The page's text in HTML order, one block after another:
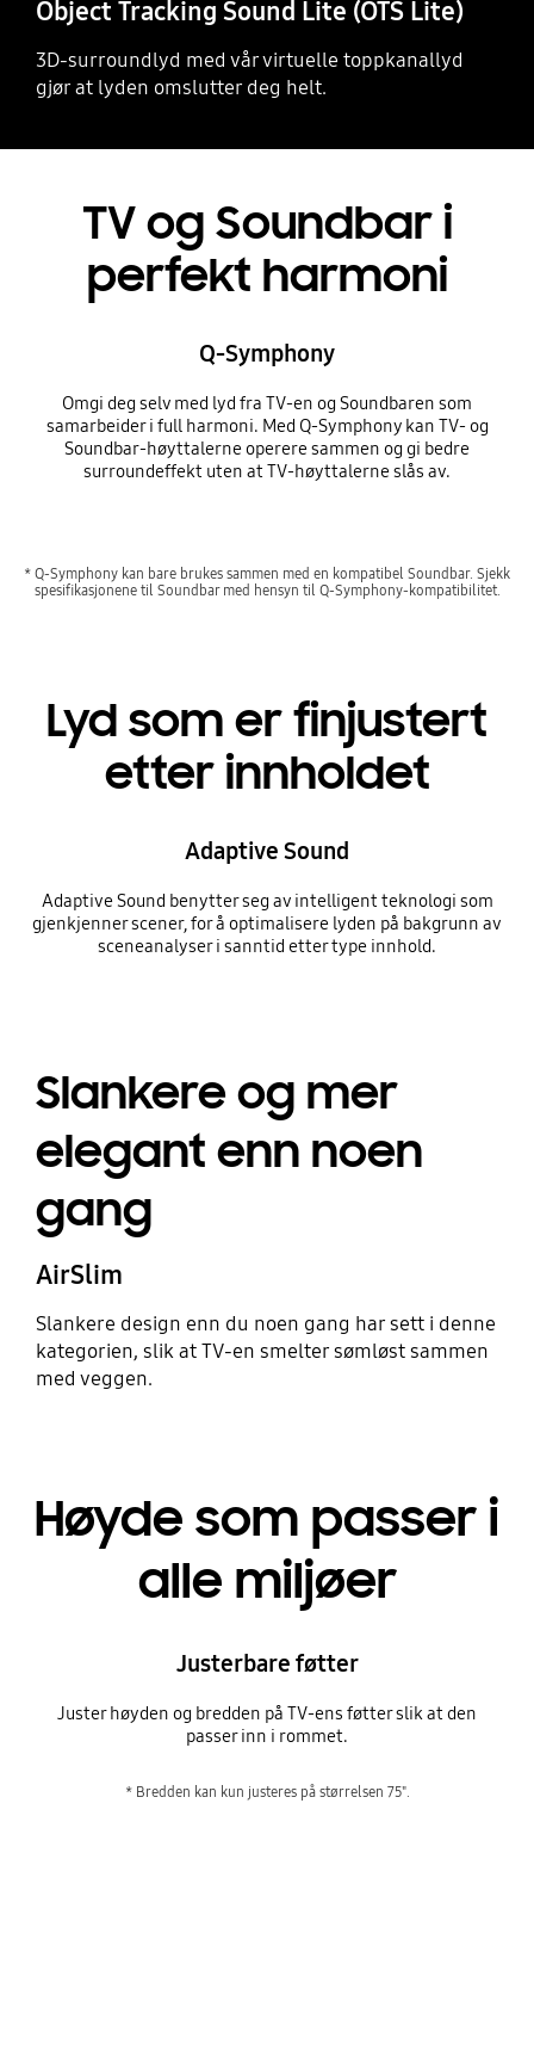
Object Tracking Sound Lite (OTS Lite)
3D-surroundlyd med vår virtuelle toppkanallyd
gjør at lyden omslutter deg helt.
TV og Soundbar i
perfekt harmoni
Q-Symphony
Omgi deg selv med lyd fra TV-en og Soundbaren som
samarbeider i full harmoni. Med Q-Symphony kan TV- og
Soundbar-høyttalerne operere sammen og gi bedre
surroundeffekt uten at TV-høyttalerne slås av.
* Q-Symphony kan bare brukes sammen med en kompatibel Soundbar. Sjekk
spesifikasjonene til Soundbar med hensyn til Q-Symphony-kompatibilitet.
Lyd som er finjustert
etter innholdet
Adaptive Sound
Adaptive Sound benytter seg av intelligent teknologi som
gjenkjenner scener, for å optimalisere lyden på bakgrunn av
sceneanalyser i sanntid etter type innhold.
Slankere og mer
elegant enn noen
gang
AirSlim
Slankere design enn du noen gang har sett i denne
kategorien, slik at TV-en smelter sømløst sammen
med veggen.
Høyde som passer i
alle miljøer
Justerbare føtter
Juster høyden og bredden på TV-ens føtter slik at den
passer inn i rommet.
* Bredden kan kun justeres på størrelsen 75".